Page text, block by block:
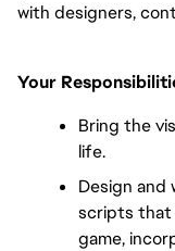
with designers,
Your
Bring the
life.
Design and
scripts that
game,